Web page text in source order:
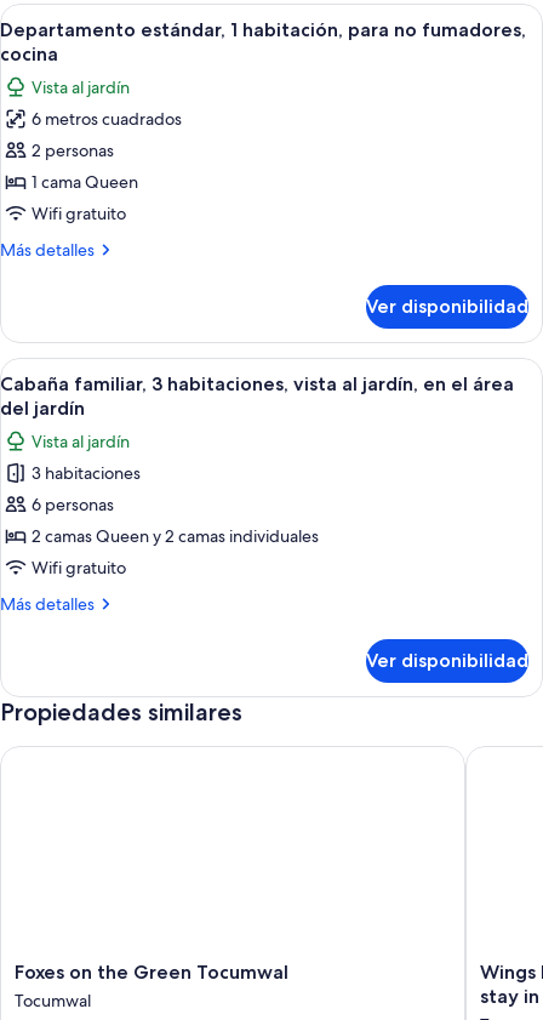
habitaciones,
para
fumadores,
cocina
Abrir
todas
las
fotos
de
Departamento
estándar,
1
habitación,
fumadores,
cocina
Un dormitorio con una cama
5
Departamento estándar, 1 habitación, para no fumadores,
cocina
Vista al jardín
6 metros cuadrados
2 personas
1 cama Queen
Wifi gratuito
Más detalles
Más
estándar,
habitación,
para
fumadores,
cocina
Ver disponibilidad
Abrir
todas
las
fotos
de
Cabaña
familiar,
3
habitaciones,
jardín,
en
área
Una sala de estar moderna con un
2
Cabaña familiar, 3 habitaciones, vista al jardín, en el área
del jardín
Vista al jardín
3 habitaciones
6 personas
2 camas Queen y 2 camas individuales
Wifi gratuito
Más detalles
Más
familiar,
3
vista
Ver disponibilidad
Propiedades similares
Foxes
on
the
Foxes on the Green Tocumwal
Tocumwal
Foxes on the Green Tocumwal
Wings
Field
Wings
stay
Wings